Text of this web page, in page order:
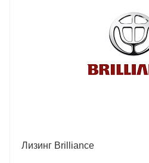
Лизинг Brilliance